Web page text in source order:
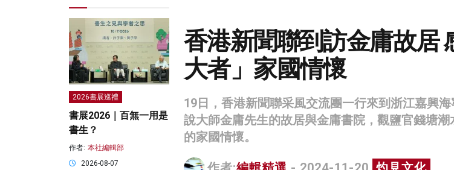
香港新聞聯到訪金庸故居
大者」家國情懷
19日，香港新聞聯采風交流團一行來到浙江嘉興
說大師金庸先生的故居與金庸書院，觀鹽官錢塘潮
的家國情懷。
2026書展巡禮
書展2026｜百無一用是
書生？
作者: 本社編輯部
2026-08-07